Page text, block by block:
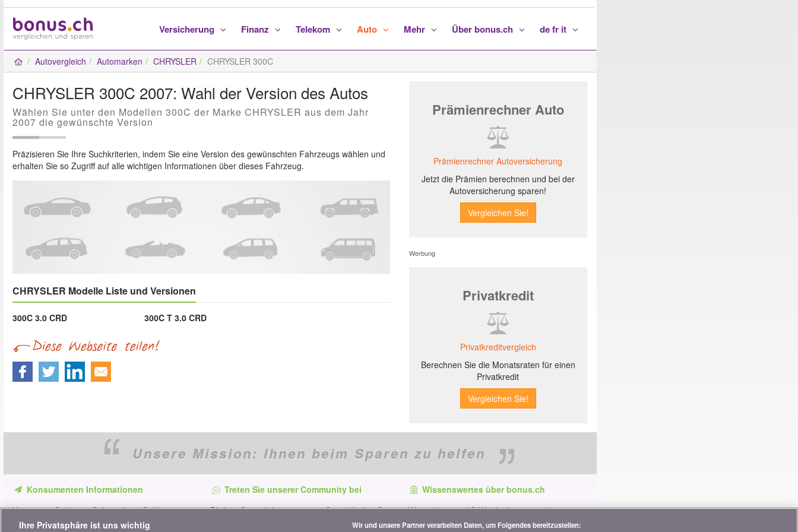
Versicherung Finanz Telekom Auto Mehr Über bonus.ch de fr it
Autovergleich Automarken CHRYSLER CHRYSLER 300C
CHRYSLER 300C 2007: Wahl der Version des Autos
Wählen Sie unter den Modellen 300C der Marke CHRYSLER aus dem Jahr
2007 die gewünschte Version
Präzisieren Sie Ihre Suchkriterien, indem Sie eine Version des gewünschten Fahrzeugs wählen und
erhalten Sie so Zugriff auf alle wichtigen Informationen über dieses Fahrzeug.
CHRYSLER Modelle Liste und Versionen
300C 3.0 CRD 300C T 3.0 CRD
Prämienrechner Auto
Prämienrechner Autoversicherung
Jetzt die Prämien berechnen und bei der
Autoversicherung sparen!
Werbung
Privatkredit
Privatkreditvergleich
Berechnen Sie die Monatsraten für einen
Privatkredit
Unsere Mission: Ihnen beim Sparen zu helfen
Konsumenten Informationen
Verpassen Sie keine Gelegenheit, Geld zu
sparen. Erhalten Sie unsere Vergleiche,
Treten Sie unserer Community bei
Bleiben Sie auf dem neuesten Stand, finden Sie
alle Ratschläge und Tipps zum Sparen auf:
Wissenswertes über bonus.ch
Wer ist bonus.ch? Wie funktionieren die
Vergleiche? Presseanfragen, Partnerschaften,
Ihre Privatsphäre ist uns wichtig Wir und unsere Partner verarbeiten Daten, um Folgendes bereitzustellen: